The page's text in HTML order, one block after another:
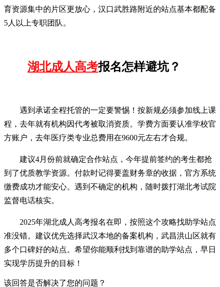
育资源集中的片区更放心，汉口武胜路附近的站点基本都配备
5人以上专职团队。
湖北成人高考报名怎样避坑？
遇到承诺全程托管的一定要警惕！按新规必须参加线上课
程，去年就有机构因代考被取消资质。学费方面要认准学校官
方账户，去年医疗类专业总费用在9600元左右才合规。
建议4月份前就确定合作站点，今年提前签约的考生都抢
到了优质教学资源。付款时记得要盖财务章的收据，官方系统
缴费成功才能安心。遇到不确定的机构，随时拨打湖北考试院
监督电话核实。
2025年湖北成人高考报名在即，按照这个攻略找助学站点
准没错。建议优先选择武汉本地的备案机构，武昌洪山区就有
多个口碑好的站点。希望你能顺利找到靠谱的助学站点，早日
实现学历提升的目标！
该回答是否解决了您的问题？